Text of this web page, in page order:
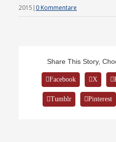
2015 | 0 Kommentare
Share This Story,
Facebook X
Tumblr Pinterest